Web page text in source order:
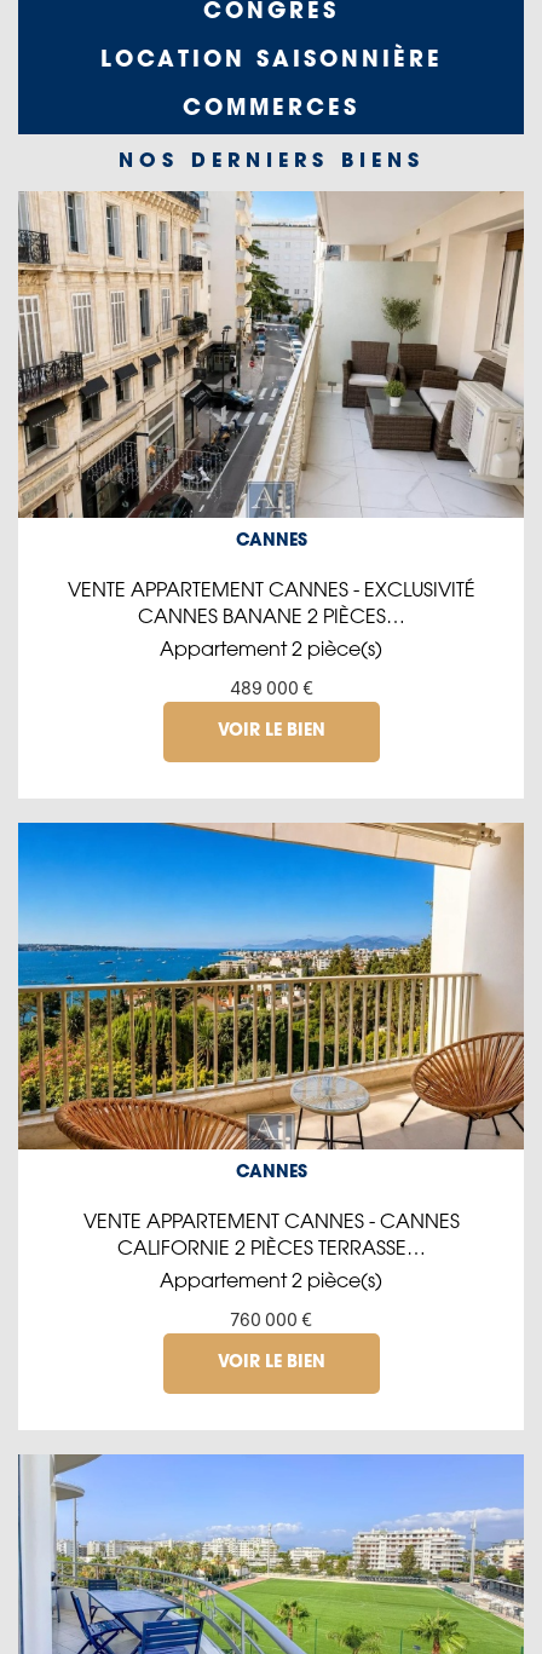
CONGRÈS
LOCATION SAISONNIÈRE
COMMERCES
NOS DERNIERS BIENS
CANNES
VENTE APPARTEMENT CANNES - EXCLUSIVITÉ
CANNES BANANE 2 PIÈCES…
Appartement 2 pièce(s)
489 000 €
VOIR LE BIEN
CANNES
VENTE APPARTEMENT CANNES - CANNES
CALIFORNIE 2 PIÈCES TERRASSE…
Appartement 2 pièce(s)
760 000 €
VOIR LE BIEN